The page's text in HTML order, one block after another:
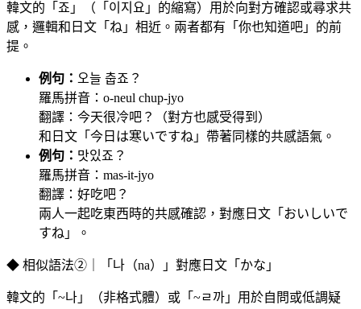
韓文的「죠」（「이지요」的縮寫）用於向對方確認或尋求共
感，邏輯和日文「ね」相近。兩者都有「你也知道吧」的前
提。
例句： 오늘 춥죠？
羅馬拼音：o-neul chup-jyo
翻譯：今天很冷吧？（對方也感受得到）
和日文「今日は寒いですね」帶著同樣的共感語氣。
例句： 맛있죠？
羅馬拼音：mas-it-jyo
翻譯：好吃吧？
兩人一起吃東西時的共感確認，對應日文「おいしいで
すね」。
◆ 相似語法②｜「나（na）」對應日文「かな」
韓文的「~나」（非格式體）或「~ㄹ까」用於自問或低調疑